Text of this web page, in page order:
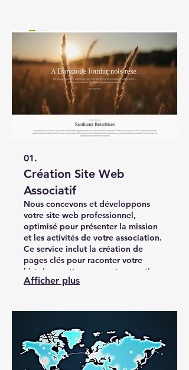
01.
Création Site Web
Associatif
Nous concevons et développons
votre site web professionnel,
optimisé pour présenter la mission
et les activités de votre association.
Ce service inclut la création de
pages clés pour raconter votre
histoire, mettre en avant vos actions
et intégrer vos formulaires de don,
Afficher plus